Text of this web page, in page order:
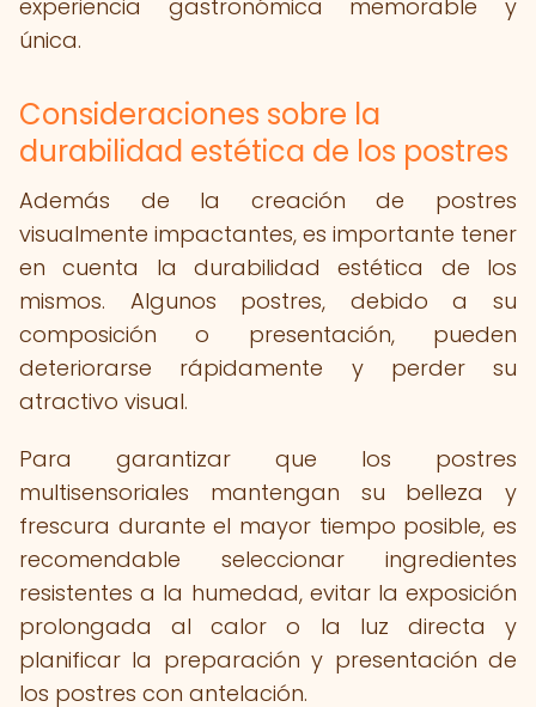
experiencia gastronómica memorable y
única.
Consideraciones sobre la
durabilidad estética de los postres
Además de la creación de postres
visualmente impactantes, es importante tener
en cuenta la durabilidad estética de los
mismos. Algunos postres, debido a su
composición o presentación, pueden
deteriorarse rápidamente y perder su
atractivo visual.
Para garantizar que los postres
multisensoriales mantengan su belleza y
frescura durante el mayor tiempo posible, es
recomendable seleccionar ingredientes
resistentes a la humedad, evitar la exposición
prolongada al calor o la luz directa y
planificar la preparación y presentación de
los postres con antelación.